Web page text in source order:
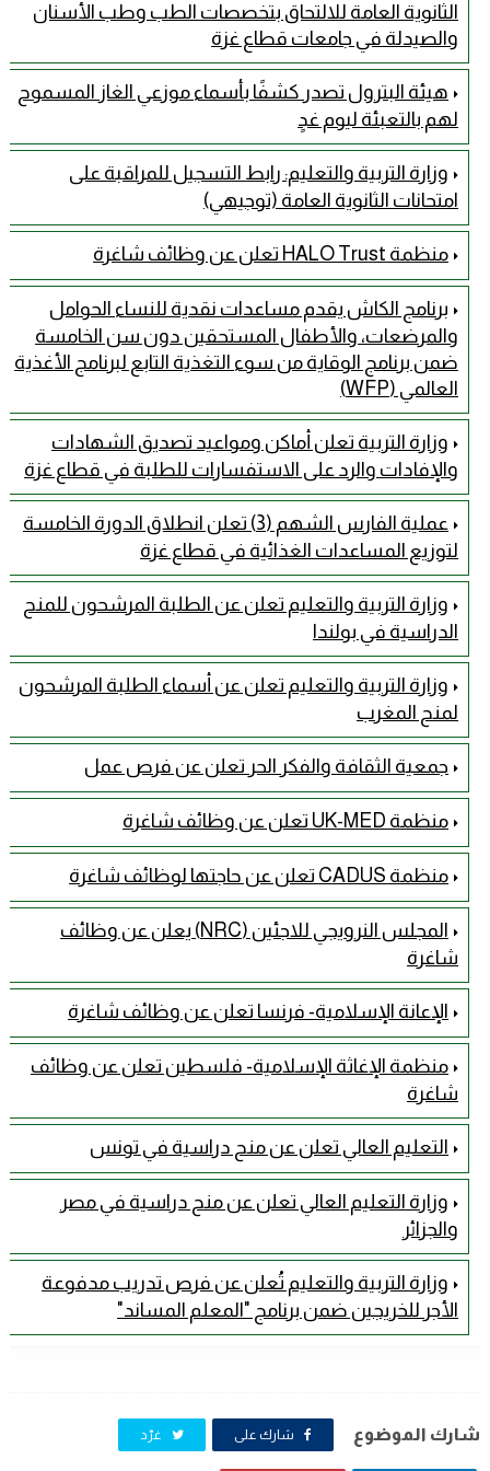
الثانوية العامة للالتحاق بتخصصات الطب وطب الأسنان
والصيدلة في جامعات قطاع غزة
هيئة البترول تصدر كشفًا بأسماء موزعي الغاز المسموح
لهم بالتعبئة ليوم غدٍ
وزارة التربية والتعليم: رابط التسجيل للمراقبة على
امتحانات الثانوية العامة (توجيهي)
منظمة HALO Trust تعلن عن وظائف شاغرة
برنامج الكاش يقدم مساعدات نقدية للنساء الحوامل
والمرضعات، والأطفال المستحقين دون سن الخامسة
ضمن برنامج الوقاية من سوء التغذية التابع لبرنامج الأغذية
العالمي (WFP)
وزارة التربية تعلن أماكن ومواعيد تصديق الشهادات
والإفادات والرد على الاستفسارات للطلبة في قطاع غزة
عملية الفارس الشهم (3) تعلن انطلاق الدورة الخامسة
لتوزيع المساعدات الغذائية في قطاع غزة
وزارة التربية والتعليم تعلن عن الطلبة المرشحون للمنح
الدراسية في بولندا
وزارة التربية والتعليم تعلن عن أسماء الطلبة المرشحون
لمنح المغرب
جمعية الثقافة والفكر الحر تعلن عن فرص عمل
منظمة UK-MED تعلن عن وظائف شاغرة
منظمة CADUS تعلن عن حاجتها لوظائف شاغرة
المجلس النرويجي للاجئين (NRC) يعلن عن وظائف
شاغرة
الإعانة الإسلامية- فرنسا تعلن عن وظائف شاغرة
منظمة الإغاثة الإسلامية- فلسطين تعلن عن وظائف
شاغرة
التعليم العالي تعلن عن منح دراسية في تونس
وزارة التعليم العالي تعلن عن منح دراسية في مصر
والجزائر
وزارة التربية والتعليم تُعلن عن فرص تدريب مدفوعة
الأجر للخريجين ضمن برنامج "المعلم المساند"
شارك الموضوع شارك على غرّد